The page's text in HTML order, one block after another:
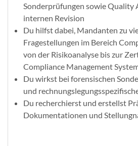
Sonderprüfungen sowie Quality
internen Revision
Du hilfst dabei, Mandanten zu
Fragestellungen im Bereich
von der Risikoanalyse bis zur
Compliance Management
Du wirkst bei forensischen
und
Du recherchierst und erstellst
Dokumentationen und